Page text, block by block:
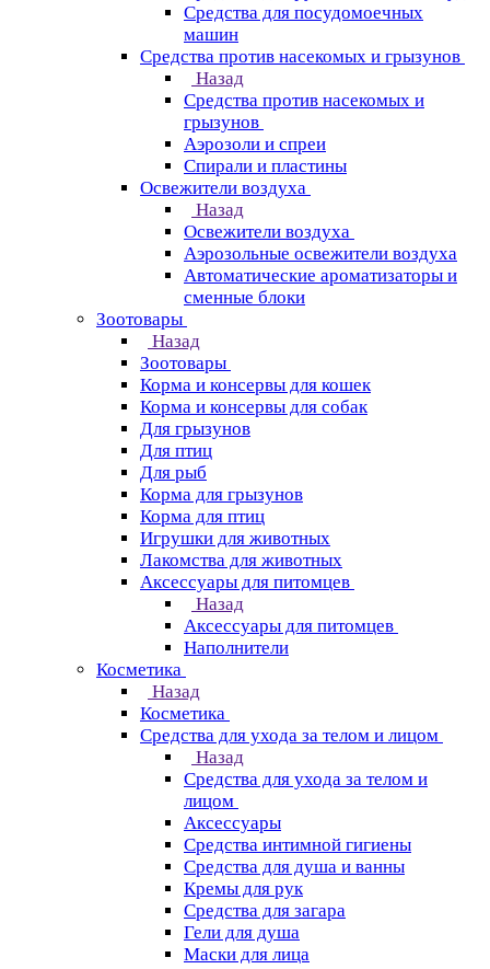
Средства для посудомоечных
машин
Средства против насекомых и грызунов
Назад
Средства против насекомых и
грызунов
Аэрозоли и спреи
Спирали и пластины
Освежители воздуха
Назад
Освежители воздуха
Аэрозольные освежители воздуха
Автоматические ароматизаторы и
сменные блоки
Зоотовары
Назад
Зоотовары
Корма и консервы для кошек
Корма и консервы для собак
Для грызунов
Для птиц
Для рыб
Корма для грызунов
Корма для птиц
Игрушки для животных
Лакомства для животных
Аксессуары для питомцев
Назад
Аксессуары для питомцев
Наполнители
Косметика
Назад
Косметика
Средства для ухода за телом и лицом
Назад
Средства для ухода за телом и
лицом
Аксессуары
Средства интимной гигиены
Средства для душа и ванны
Кремы для рук
Средства для загара
Гели для душа
Маски для лица